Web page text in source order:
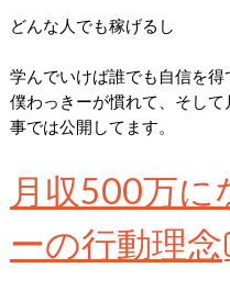
どんな人でも稼げるし
学んでいけば誰でも自信を得
僕わっきーが慣れて、そし
事では公開してます。
月収500万に
ーの行動理念